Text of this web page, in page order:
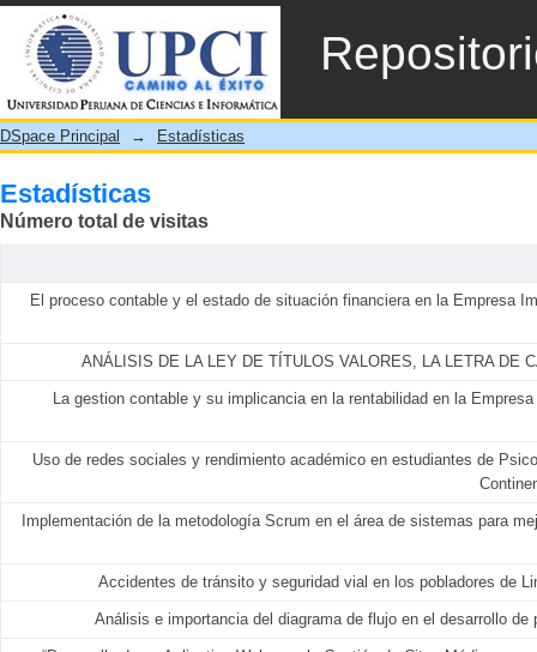
Estadísticas
DSpace Principal → Estadísticas
Estadísticas
Número total de visitas
El proceso contable y el estado de situación financiera en la Empresa
ANÁLISIS DE LA LEY DE TÍTULOS VALORES, LA LETRA DE
La gestion contable y su implicancia en la rentabilidad en la
Uso de redes sociales y rendimiento académico en estudiantes de
Implementación de la metodología Scrum en el área de sistemas para
Accidentes de tránsito y seguridad vial en los pobladores de
Análisis e importancia del diagrama de flujo en el desarrollo de